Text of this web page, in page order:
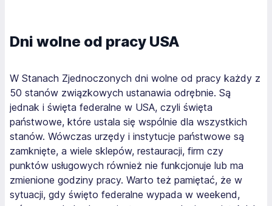
Dni wolne od pracy USA
W Stanach Zjednoczonych dni wolne od pracy każdy z
50 stanów związkowych ustanawia odrębnie. Są
jednak i święta federalne w USA, czyli święta
państwowe, które ustala się wspólnie dla wszystkich
stanów. Wówczas urzędy i instytucje państwowe są
zamknięte, a wiele sklepów, restauracji, firm czy
punktów usługowych również nie funkcjonuje lub ma
zmienione godziny pracy. Warto też pamiętać, że w
sytuacji, gdy święto federalne wypada w weekend,